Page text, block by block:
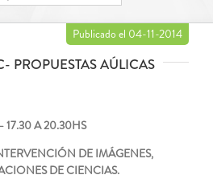
Publicado el 04-11-2014
PROPUESTAS AÚLICAS
17.30 A 20.30HS
DE IMÁGENES,
DE CIENCIAS.